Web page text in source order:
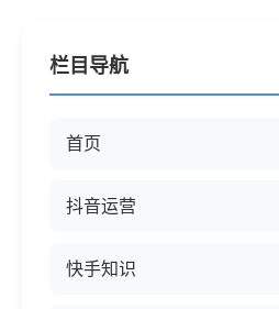
栏目导航
首页
抖音运营
快手知识